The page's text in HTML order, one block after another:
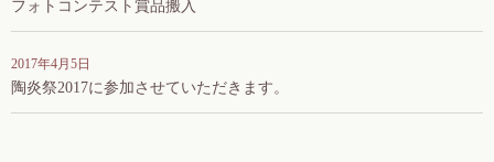
フォトコンテスト賞品搬入
2017年4月5日
陶炎祭2017に参加させていただきます。